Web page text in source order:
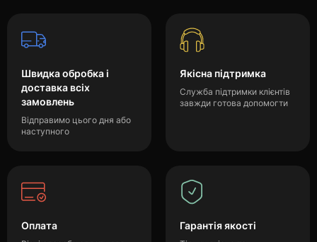
Швидка обробка і
доставка всіх
замовлень
Відправимо цього дня або
наступного
Якісна підтримка
Служба підтримки клієнтів
завжди готова допомогти
Оплата Гарантія якості